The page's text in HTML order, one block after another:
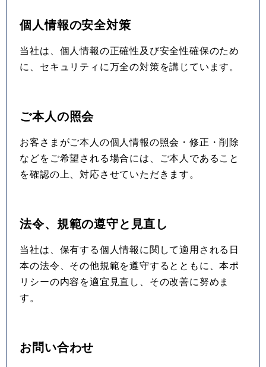
個人情報の安全対策
当社は、個人情報の正確性及び安全性確保のため
に、セキュリティに万全の対策を講じています。
ご本人の照会
お客さまがご本人の個人情報の照会・修正・削除
などをご希望される場合には、ご本人であること
を確認の上、対応させていただきます。
法令、規範の遵守と見直し
当社は、保有する個人情報に関して適用される日
本の法令、その他規範を遵守するとともに、本ポ
リシーの内容を適宜見直し、その改善に努めま
す。
お問い合わせ